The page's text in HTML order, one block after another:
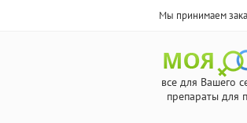
Мы принимаем
все для Вашего
препараты для